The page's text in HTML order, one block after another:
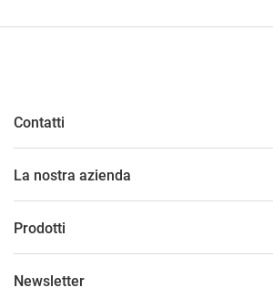
Contatti
La nostra azienda
Prodotti
Newsletter